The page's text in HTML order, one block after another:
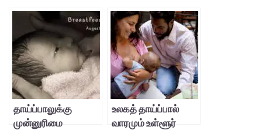
தாய்ப்பாலுக்கு
முன்னுரிமை
உலகத் தாய்ப்பால்
வாரமும் உள்ளூர்